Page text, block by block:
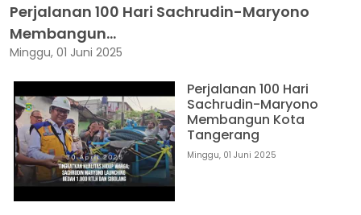
Perjalanan 100 Hari Sachrudin-Maryono
Membangun...
Minggu, 01 Juni 2025
Perjalanan 100 Hari
Sachrudin-Maryono
Membangun Kota
Tangerang
Minggu, 01 Juni 2025